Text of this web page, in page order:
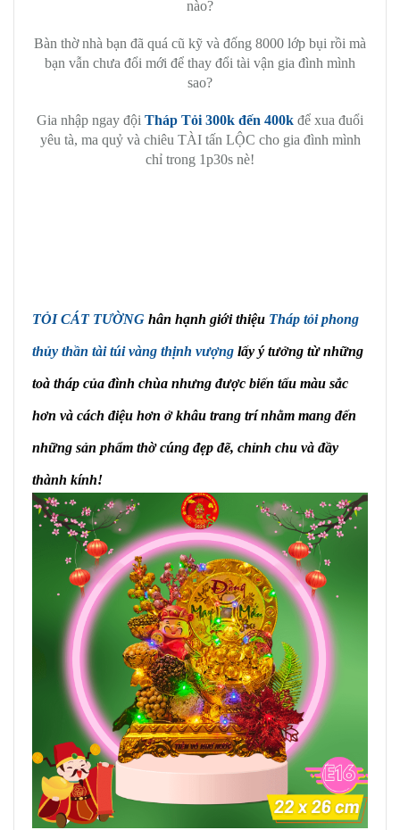
nào?
Bàn thờ nhà bạn đã quá cũ kỹ và đống 8000 lớp bụi rồi mà
bạn vẫn chưa đổi mới để thay đổi tài vận gia đình mình
sao?
Gia nhập ngay đội Tháp Tỏi 300k đến 400k để xua đuổi
yêu tà, ma quỷ và chiêu TÀI tấn LỘC cho gia đình mình
chỉ trong 1p30s nè!
TỎI CÁT TƯỜNG hân hạnh giới thiệu Tháp tỏi phong
thủy thần tài túi vàng thịnh vượng lấy ý tưởng từ những
toà tháp của đình chùa nhưng được biến tấu màu sắc
hơn và cách điệu hơn ở khâu trang trí nhằm mang đến
những sản phẩm thờ cúng đẹp đẽ, chỉnh chu và đầy
thành kính!